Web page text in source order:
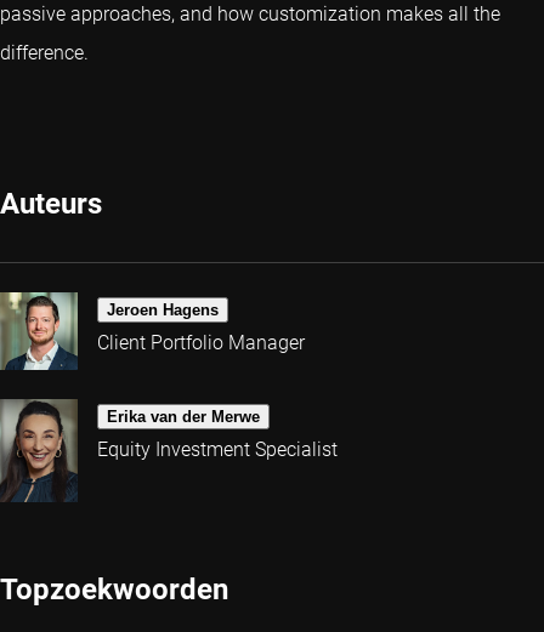
passive approaches, and how customization makes all the
difference.
Auteurs
Jeroen Hagens
Client Portfolio Manager
Erika van der Merwe
Equity Investment Specialist
Topzoekwoorden